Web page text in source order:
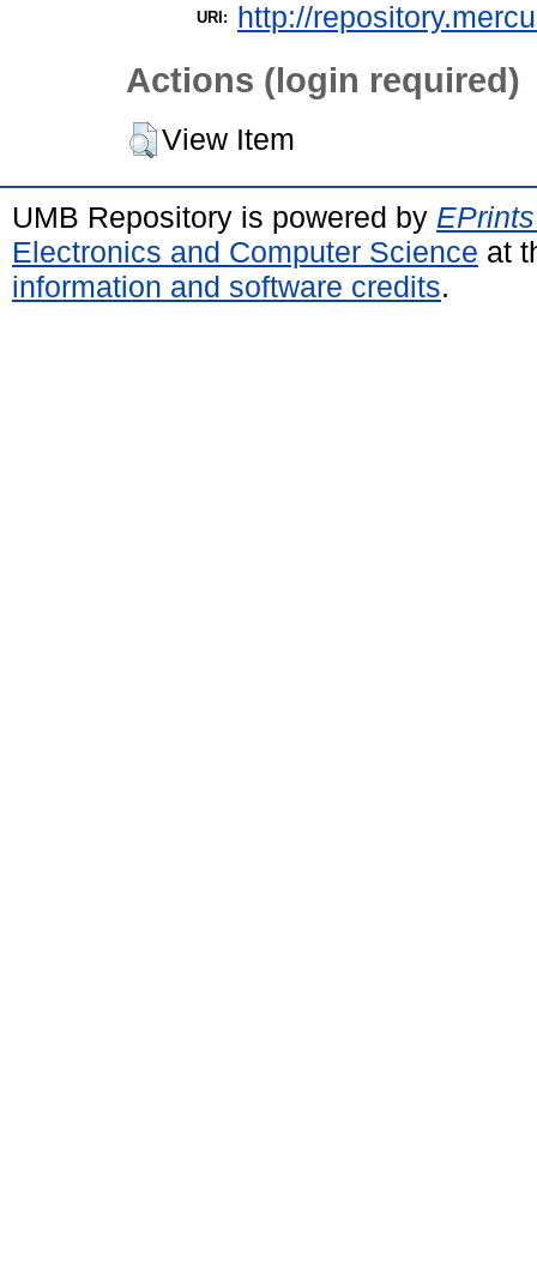
URI: http://
Actions (login required)
View Item
UMB Repository is powered by
Electronics and Computer Science at
information and software credits.